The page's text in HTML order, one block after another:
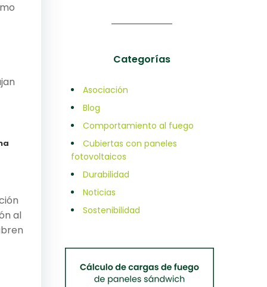
al
Categorías
Asociación
Blog
Comportamiento al fuego
Cubiertas con paneles
fotovoltaicos
Durabilidad
Noticias
Sostenibilidad